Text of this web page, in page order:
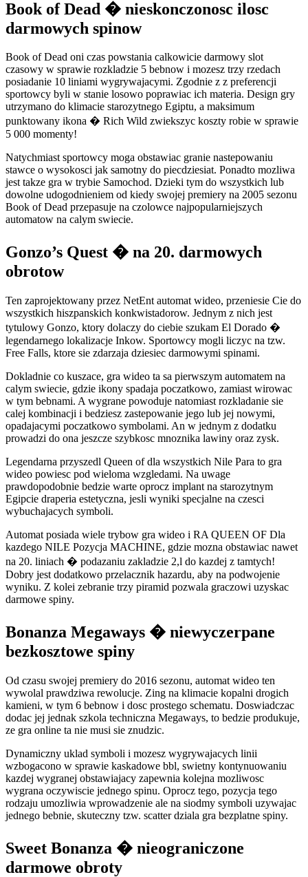
Book of Dead � nieskonczonosc ilosc
darmowych spinow
Book of Dead oni czas powstania calkowicie darmowy slot
czasowy w sprawie rozkladzie 5 bebnow i mozesz trzy rzedach
posiadanie 10 liniami wygrywajacymi. Zgodnie z z preferencji
sportowcy byli w stanie losowo poprawiac ich materia. Design gry
utrzymano do klimacie starozytnego Egiptu, a maksimum
punktowany ikona � Rich Wild zwiekszyc koszty robie w sprawie
5 000 momenty!
Natychmiast sportowcy moga obstawiac granie nastepowaniu
stawce o wysokosci jak samotny do piecdziesiat. Ponadto mozliwa
jest takze gra w trybie Samochod. Dzieki tym do wszystkich lub
dowolne udogodnieniem od kiedy swojej premiery na 2005 sezonu
Book of Dead przepasuje na czolowce najpopularniejszych
automatow na calym swiecie.
Gonzo’s Quest � na 20. darmowych
obrotow
Ten zaprojektowany przez NetEnt automat wideo, przeniesie Cie do
wszystkich hiszpanskich konkwistadorow. Jednym z nich jest
tytulowy Gonzo, ktory dolaczy do ciebie szukam El Dorado �
legendarnego lokalizacje Inkow. Sportowcy mogli liczyc na tzw.
Free Falls, ktore sie zdarzaja dziesiec darmowymi spinami.
Dokladnie co kuszace, gra wideo ta sa pierwszym automatem na
calym swiecie, gdzie ikony spadaja poczatkowo, zamiast wirowac
w tym bebnami. A wygrane powoduje natomiast rozkladanie sie
calej kombinacji i bedziesz zastepowanie jego lub jej nowymi,
opadajacymi poczatkowo symbolami. An w jednym z dodatku
prowadzi do ona jeszcze szybkosc mnoznika lawiny oraz zysk.
Legendarna przyszedl Queen of dla wszystkich Nile Para to gra
wideo powiesc pod wieloma wzgledami. Na uwage
prawdopodobnie bedzie warte oprocz implant na starozytnym
Egipcie draperia estetyczna, jesli wyniki specjalne na czesci
wybuchajacych symboli.
Automat posiada wiele trybow gra wideo i RA QUEEN OF Dla
kazdego NILE Pozycja MACHINE, gdzie mozna obstawiac nawet
na 20. liniach � podazaniu zakladzie 2,l do kazdej z tamtych!
Dobry jest dodatkowo przelacznik hazardu, aby na podwojenie
wyniku. Z kolei zebranie trzy piramid pozwala graczowi uzyskac
darmowe spiny.
Bonanza Megaways � niewyczerpane
bezkosztowe spiny
Od czasu swojej premiery do 2016 sezonu, automat wideo ten
wywolal prawdziwa rewolucje. Zing na klimacie kopalni drogich
kamieni, w tym 6 bebnow i dosc prostego schematu. Doswiadczac
dodac jej jednak szkola techniczna Megaways, to bedzie produkuje,
ze gra online ta nie musi sie znudzic.
Dynamiczny uklad symboli i mozesz wygrywajacych linii
wzbogacono w sprawie kaskadowe bbl, swietny kontynuowaniu
kazdej wygranej obstawiajacy zapewnia kolejna mozliwosc
wygrana oczywiscie jednego spinu. Oprocz tego, pozycja tego
rodzaju umozliwia wprowadzenie ale na siodmy symboli uzywajac
jednego bebnie, skuteczny tzw. scatter dziala gra bezplatne spiny.
Sweet Bonanza � nieograniczone
darmowe obroty